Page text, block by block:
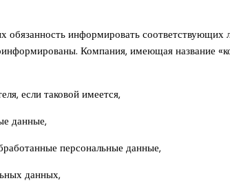
обязанность информировать
Компания, имеющая название
если таковой имеется,
данные,
персональные данные,
данных,